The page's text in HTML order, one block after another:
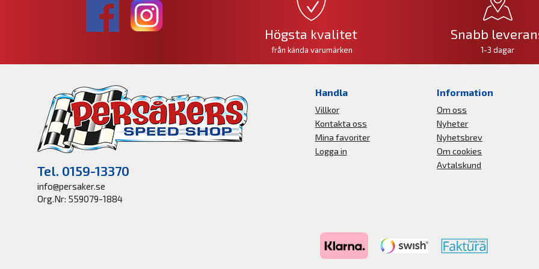
Högsta kvalitet
från kända varumärken
Snabb
1-3 dagar
Tel. 0159-13370
info@persaker.se
Org.Nr: 559079-1884
Handla
Villkor
Kontakta oss
Mina favoriter
Logga in
Information
Om oss
Nyheter
Nyhetsbrev
Om cookies
Avtalskund